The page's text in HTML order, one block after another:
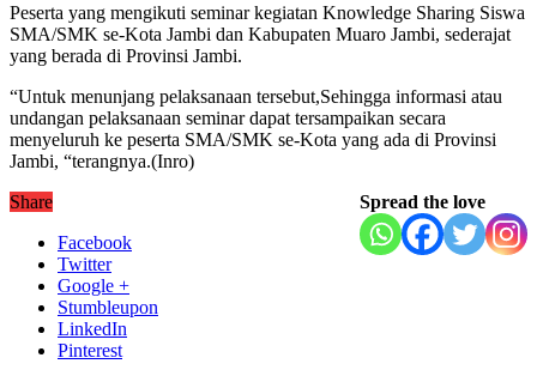
Peserta yang mengikuti seminar kegiatan Knowledge Sharing Siswa
SMA/SMK se-Kota Jambi dan Kabupaten Muaro Jambi, sederajat
yang berada di Provinsi Jambi.
“Untuk menunjang pelaksanaan tersebut,Sehingga informasi atau
undangan pelaksanaan seminar dapat tersampaikan secara
menyeluruh ke peserta SMA/SMK se-Kota yang ada di Provinsi
Jambi, “terangnya.(Inro)
Spread the love
Share
Facebook
Twitter
Google +
Stumbleupon
LinkedIn
Pinterest